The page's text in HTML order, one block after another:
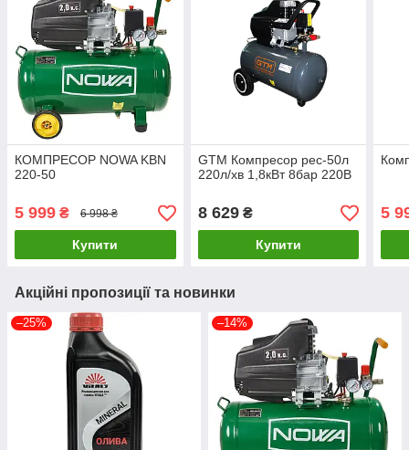
КОМПРЕСОР NOWA KBN
220-50
5 999 ₴ 6 998 ₴
Купити
GTM Компресор рес-50л
220л/хв 1,8кВт 8бар 220В
8 629₴
Купити
5
Акційні пропозиції та новинки
–25% –14%